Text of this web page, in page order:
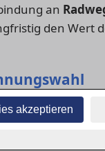
akzeptieren
an
den Wert
Nähe von
Wer täglich
oder sicheren